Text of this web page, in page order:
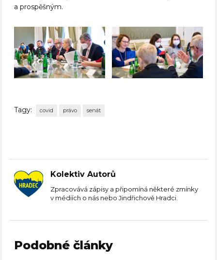
a prospěšným.
Tagy: covid právo senát
Kolektiv Autorů
Zpracovává zápisy a připomíná některé zmínky
v médiích o nás nebo Jindřichově Hradci.
Podobné články